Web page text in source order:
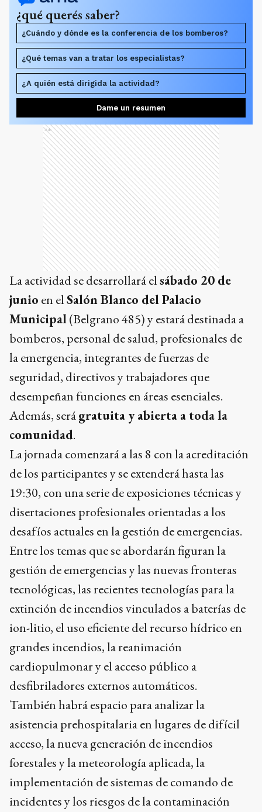
¿qué querés saber?
¿Cuándo y dónde es la conferencia de los bomberos?
¿Qué temas van a tratar los especialistas?
¿A quién está dirigida la actividad?
Dame un resumen
Ads
La actividad se desarrollará elsábado 20 de
junio en elSalón Blanco del Palacio
Municipal(Belgrano 485) y estará destinada a
bomberos, personal de salud, profesionales de
la emergencia, integrantes de fuerzas de
seguridad, directivos y trabajadores que
desempeñan funciones en áreas esenciales.
Además, serágratuita y abierta a toda la
comunidad.
La jornada comenzará a las 8 con la acreditación
de los participantes y se extenderá hasta las
19:30, con una serie de exposiciones técnicas y
disertaciones profesionales orientadas a los
desafíos actuales en la gestión de emergencias.
Entre los temas que se abordarán figuran la
gestión de emergencias y las nuevas fronteras
tecnológicas, las recientes tecnologías para la
extinción de incendios vinculados a baterías de
ion-litio, el uso eficiente del recurso hídrico en
grandes incendios, la reanimación
cardiopulmonar y el acceso público a
desfibriladores externos automáticos.
También habrá espacio para analizar la
asistencia prehospitalaria en lugares de difícil
acceso, la nueva generación de incendios
forestales y la meteorología aplicada, la
implementación de sistemas de comando de
incidentes y los riesgos de la contaminación